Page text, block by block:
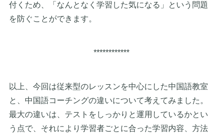
付くため、「なんとなく学習した気になる」という問題
を防ぐことができます。
************
以上、今回は従来型のレッスンを中心にした中国語教室
と、中国語コーチングの違いについて考えてみました。
最大の違いは、テストをしっかりと運用しているかとい
う点で、それにより学習者ごとに合った学習内容、方法